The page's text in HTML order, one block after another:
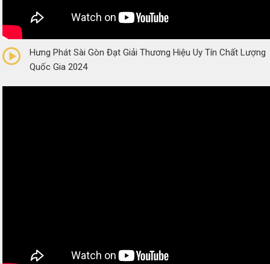
(0 Reviews)
Hưng Phát Sài Gòn Đạt Giải Thương Hiệu Uy Tín Chất Lượng
Quốc Gia 2024